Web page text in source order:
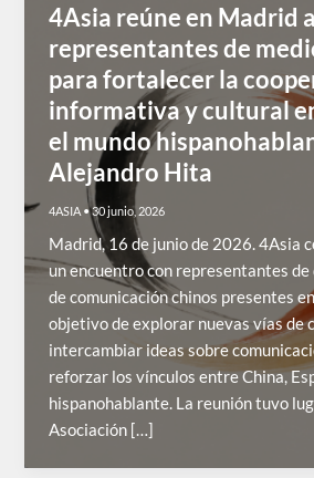
4Asia reúne en Madrid a
representantes de
para fortalecer la
informativa y cultural
el mundo
Alejandro Hita
4ASIA •30 junio, 2026
Madrid, 16 de junio de 2026. 4Asia
un encuentro con representantes de
de comunicación chinos presentes
objetivo de explorar nuevas vías de
intercambiar ideas sobre
reforzar los vínculos entre China,
hispanohablante. La reunión tuvo
Asociación […]